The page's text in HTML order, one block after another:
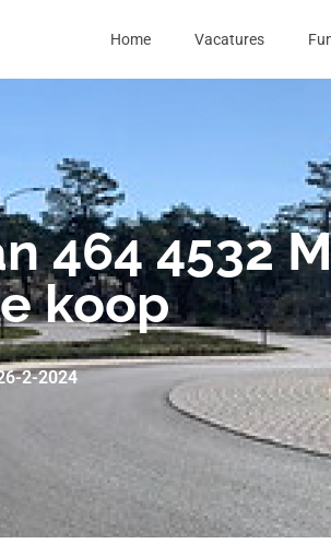
Home Vacatures
464 4532
koop
2-2024